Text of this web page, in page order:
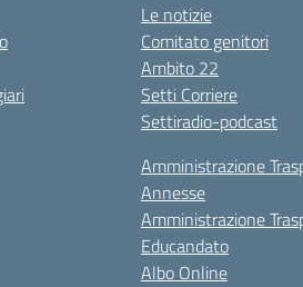
Le notizie
Comitato genitori
Ambito 22
Setti Corriere
Settiradio-podcast
Amministrazione
Annesse
Amministrazione
Educandato
Albo Online